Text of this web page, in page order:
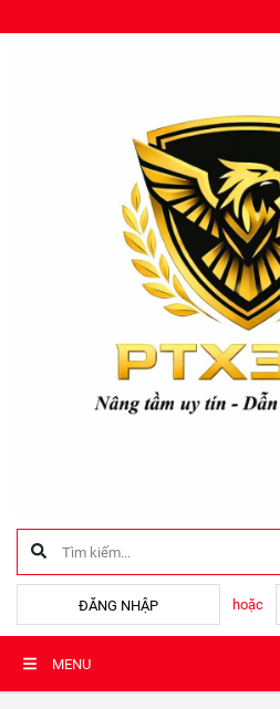
ĐĂNG NHẬP hoặc
MENU